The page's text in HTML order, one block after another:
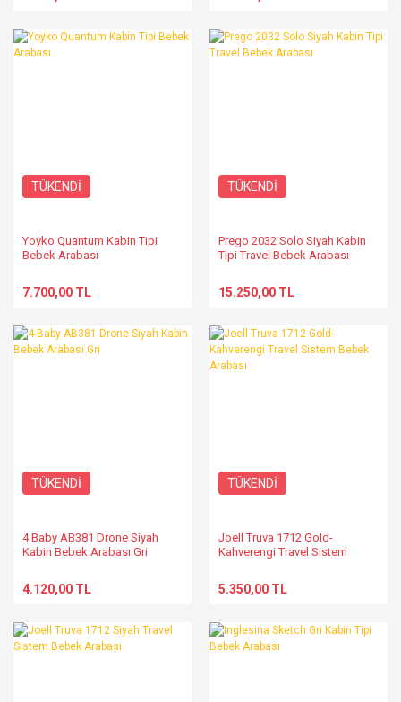
TÜKENDİ
Yoyko Quantum Kabin Tipi
Bebek Arabası
7.700,00 TL
TÜKENDİ
Prego 2032 Solo Siyah Kabin
Tipi Travel Bebek Arabası
15.250,00 TL
TÜKENDİ
4 Baby AB381 Drone Siyah
Kabin Bebek Arabası Gri
4.120,00 TL
TÜKENDİ
Joell Truva 1712 Gold-
Kahverengi Travel Sistem
5.350,00 TL